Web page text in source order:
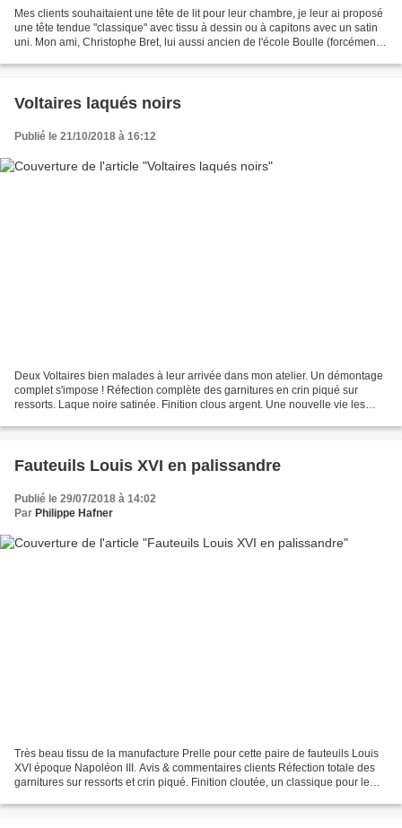
Mes clients souhaitaient une tête de lit pour leur chambre, je leur ai proposé
une tête tendue "classique" avec tissu à dessin ou à capitons avec un satin
uni. Mon ami, Christophe Bret, lui aussi ancien de l'école Boulle (forcément,
Voltaires laqués noirs
Publié le 21/10/2018 à 16:12
Deux Voltaires bien malades à leur arrivée dans mon atelier. Un démontage
complet s'impose ! Réfection complète des garnitures en crin piqué sur
ressorts. Laque noire satinée. Finition clous argent. Une nouvelle vie les
Fauteuils Louis XVI en palissandre
Publié le 29/07/2018 à 14:02
Par Philippe Hafner
Très beau tissu de la manufacture Prelle pour cette paire de fauteuils Louis
XVI époque Napoléon III. Avis & commentaires clients Réfection totale des
garnitures sur ressorts et crin piqué. Finition cloutée, un classique pour le